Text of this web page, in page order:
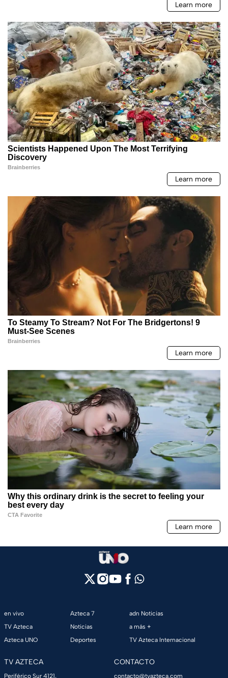
en vivo
TV Azteca
Azteca UNO
Azteca 7
Noticias
Deportes
adn Noticias
a más +
TV Azteca Internacional
TV AZTECA
Periférico Sur 4121,
CONTACTO
contacto@tvazteca.com